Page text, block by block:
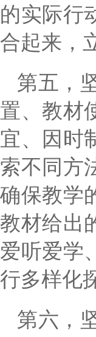
的实际行
合起来，
第五，
置、教材
宜、因时
索不同方
确保教学
教材给出
爱听爱学
行多样化
第六，